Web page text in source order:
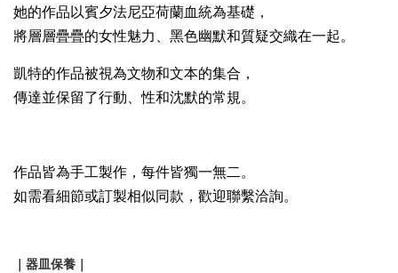
她的作品以賓夕法尼亞荷蘭血統為基礎，
將層層疊疊的女性魅力、黑色幽默和質疑交織在一起。
凱特的作品被視為文物和文本的集合，
傳達並保留了行動、性和沈默的常規。
作品皆為手工製作，每件皆獨一無二。
如需看細節或訂製相似同款，歡迎聯繫洽詢。
｜器皿保養｜